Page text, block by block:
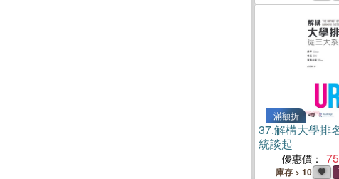
滿額折
37.解構大學排
統談起
優惠價： 75
庫存 > 10